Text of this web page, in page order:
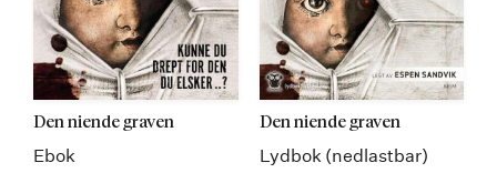
Den niende graven
Ebok
Den niende graven
Lydbok (nedlastbar)